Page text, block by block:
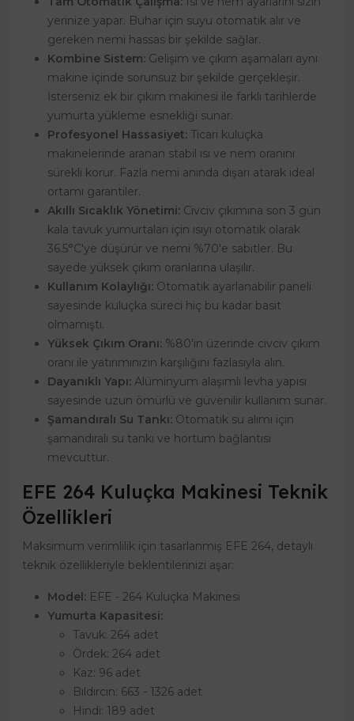
yerinize yapar. Buhar için suyu otomatik alır ve
gereken nemi hassas bir şekilde sağlar.
Kombine Sistem: Gelişim ve çıkım aşamaları aynı
makine içinde sorunsuz bir şekilde gerçekleşir.
İsterseniz ek bir çıkım makinesi ile farklı tarihlerde
yumurta yükleme esnekliği sunar.
Profesyonel Hassasiyet: Ticari kuluçka
makinelerinde aranan stabil ısı ve nem oranını
sürekli korur. Fazla nemi anında dışarı atarak ideal
ortamı garantiler.
Akıllı Sıcaklık Yönetimi: Civciv çıkımına son 3 gün
kala tavuk yumurtaları için ısıyı otomatik olarak
36.5°C'ye düşürür ve nemi %70'e sabitler. Bu
sayede yüksek çıkım oranlarına ulaşılır.
Kullanım Kolaylığı: Otomatik ayarlanabilir paneli
sayesinde kuluçka süreci hiç bu kadar basit
olmamıştı.
Yüksek Çıkım Oranı: %80'in üzerinde civciv çıkım
oranı ile yatırımınızın karşılığını fazlasıyla alın.
Dayanıklı Yapı: Alüminyum alaşımlı levha yapısı
sayesinde uzun ömürlü ve güvenilir kullanım sunar.
Şamandıralı Su Tankı: Otomatik su alımı için
şamandıralı su tankı ve hortum bağlantısı
mevcuttur.
EFE 264 Kuluçka Makinesi Teknik
Özellikleri
Maksimum verimlilik için tasarlanmış EFE 264, detaylı
teknik özellikleriyle beklentilerinizi aşar:
Model: EFE - 264 Kuluçka Makinesi
Yumurta Kapasitesi:
Tavuk: 264 adet
Ördek: 264 adet
Kaz: 96 adet
Bıldırcın: 663 - 1326 adet
Hindi: 189 adet